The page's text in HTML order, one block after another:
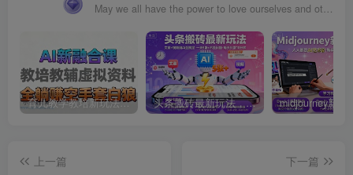
May we all have the power to love ourselves and others.
育儿教学教培新玩法，AI生成教学视频，市场大，操作简单，变现天花板非常高 头条搬砖最新玩法，文章+视频用AI全搞定，一天5张+不是问题，每天只需10分钟
上一篇
下一篇